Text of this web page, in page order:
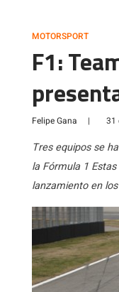
MOTORSPORT
F1:
Felipe Gana | 31
Tres equipos se
la Fórmula 1
lanzamiento en